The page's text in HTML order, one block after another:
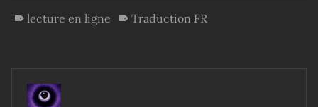
lecture en ligne Traduction FR